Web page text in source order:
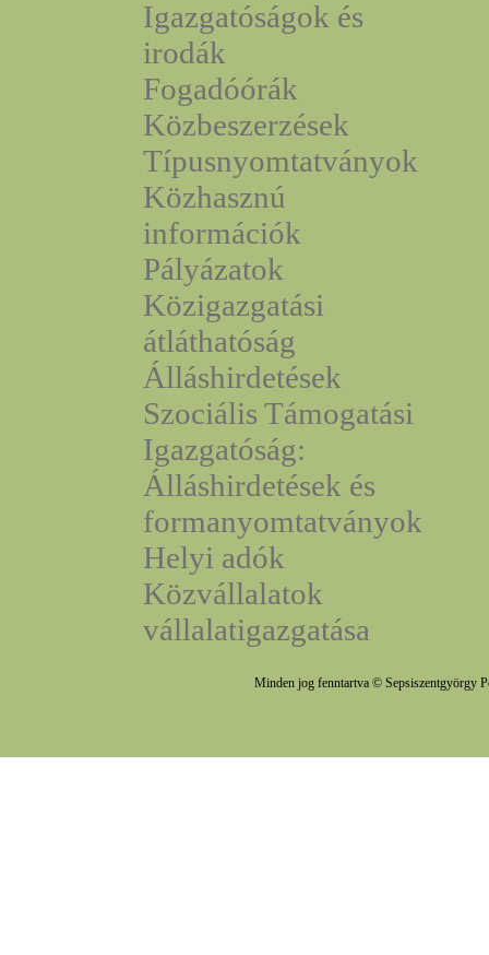
Igazgatóságok és
irodák
Fogadóórák
Közbeszerzések
Típusnyomtatványok
Közhasznú
információk
Pályázatok
Közigazgatási
átláthatóság
Álláshirdetések
Szociális Támogatási
Igazgatóság:
Álláshirdetések és
formanyomtatványok
Helyi adók
Közvállalatok
vállalatigazgatása
Minden jog fenntartva © Sepsiszentgyörgy